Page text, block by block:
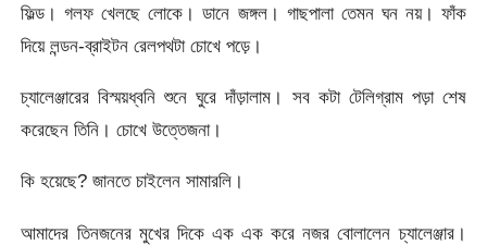
ফিল্ড। গলফ খেলছে লোকে। ডানে জঙ্গল। গাছপালা তেমন ঘন নয়। ফাঁক
দিয়ে লন্ডন-ব্রাইটন রেলপথটা চোখে পড়ে।
চ্যালেঞ্জারের বিস্ময়ধ্বনি শুনে ঘুরে দাঁড়ালাম। সব কটা টেলিগ্রাম পড়া শেষ
করেছেন তিনি। চোখে উত্তেজনা।
কি হয়েছে? জানতে চাইলেন সামারলি।
আমাদের তিনজনের মুখের দিকে এক এক করে নজর বোলালেন চ্যালেঞ্জার।